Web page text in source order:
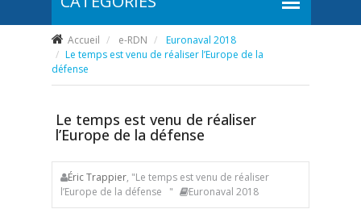
Accueil e-RDN
Euronaval 2018
Le temps est venu de réaliser l’Europe de la
défense
Le temps est venu de réaliser
l’Europe de la défense
Éric Trappier, "Le temps est venu de réaliser
l’Europe de la défense "
Euronaval 2018